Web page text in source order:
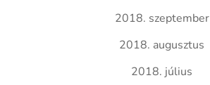
2018. szeptember
2018. augusztus
2018. július